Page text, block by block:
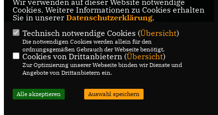
@2026 CDU Bochum
Alle Rechte vorbehalten.
Realisation: Sharkness Media
GmbH & Co. KG
Wir verwenden auf dieser Website notwendige
Cookies. Weitere Informationen zu Cookies erhalten
Sie in unserer Datenschutzerklärung.
Technisch notwendige Cookies (Übersicht)
Die notwendigen Cookies werden allein für den
ordnungsgemäßen Gebrauch der Webseite benötigt.
Cookies von Drittanbietern (Übersicht)
Zur Optimierung unserer Webseite binden wir Dienste und
Angebote von Drittanbietern ein.
Alle akzeptieren Auswahl speichern